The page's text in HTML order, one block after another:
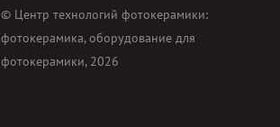
© Центр технологий фотокерамики:
фотокерамика, оборудование для
фотокерамики, 2026